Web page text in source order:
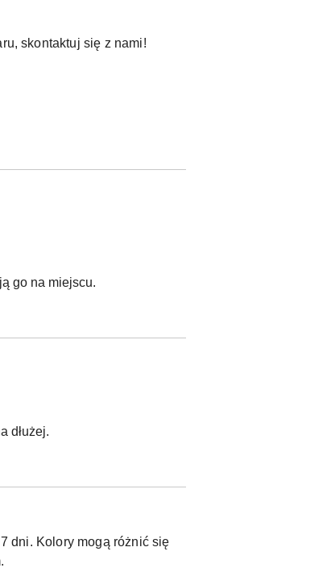
skontaktuj się z nami!
go na miejscu.
dłużej.
dni. Kolory mogą różnić się